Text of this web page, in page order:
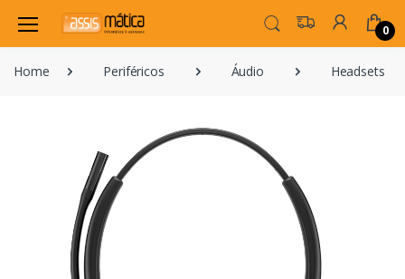
0
Home Periféricos Áudio Headsets